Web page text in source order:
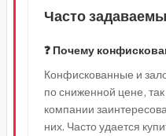
Часто
❓ Почему
Конфискованные и
по сниженной цене,
компании
них. Часто удается